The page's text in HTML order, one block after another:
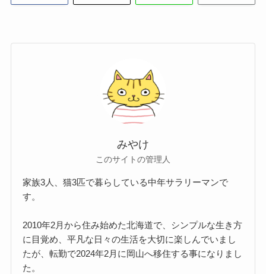
みやけ
このサイトの管理人
家族3人、猫3匹で暮らしている中年サラリーマンで
す。
2010年2月から住み始めた北海道で、シンプルな生き方
に目覚め、平凡な日々の生活を大切に楽しんでいまし
たが、転勤で2024年2月に岡山へ移住する事になりまし
た。